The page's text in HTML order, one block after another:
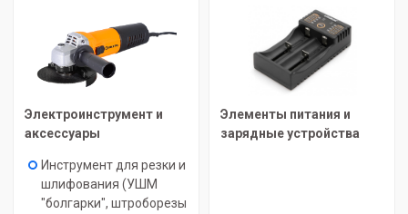
Электроинструмент и
аксессуары
Инструмент для резки и
шлифования (УШМ
"болгарки", штроборезы
Элементы питания и
зарядные устройства